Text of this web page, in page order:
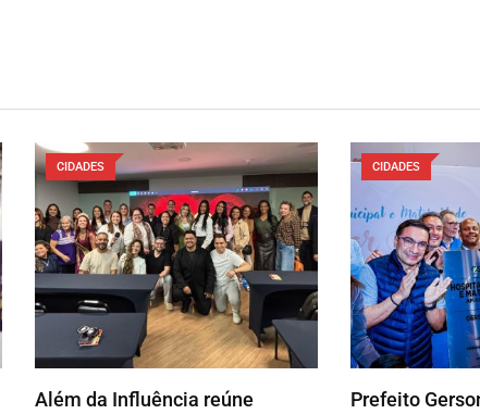
CIDADES
Além da Influência reúne
CIDADES
Prefeito